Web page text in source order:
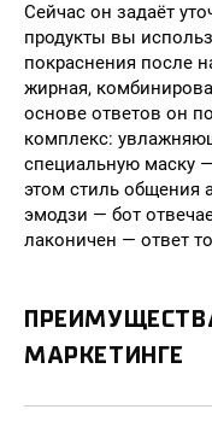
Сейчас он задаёт
продукты вы
покраснения после
жирная,
основе ответов он
комплекс:
специальную маску
этом стиль общения
эмодзи — бот
лаконичен — ответ
МАРКЕТИНГЕ